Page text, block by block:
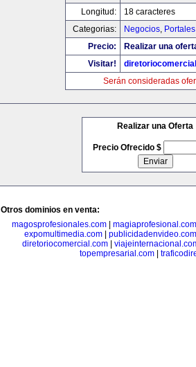
Longitud:
18 caracteres
Categorias:
Negocios, Portales
Precio:
Realizar una
Visitar!
Serán consideradas
Realizar una Oferta
Precio Ofrecido $
Otros dominios en venta:
magosprofesionales.com
magiaprofesional.com
expomultimedia.com
publicidadenvideo.com
diretoriocomercial.com
topempresarial.com|